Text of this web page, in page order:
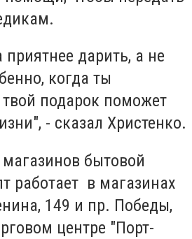
приятнее дарить, а не
когда ты
подарок поможет
- сказал Христенко.
магазинов бытовой
работает в магазинах
149 и пр. Победы,
центре "Порт-